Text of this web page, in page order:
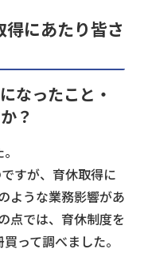
にあたり皆さ
なったこと・
？
すが、育休取得に
ような業務影響があ
点では、育休制度を
って調べました。